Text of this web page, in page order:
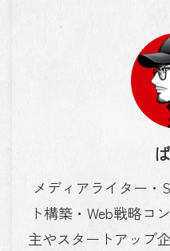
メディアライター・
ト構築・Web戦略コ
主やスタートアップ